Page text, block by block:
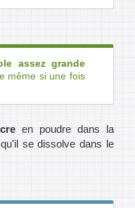
assez grande
même si une fois
en poudre dans la
se dissolve dans le